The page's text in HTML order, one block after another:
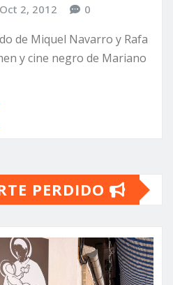
Oct 2, 2012 0
de Miquel Navarro y Rafa
y cine negro de Mariano
PERDIDO